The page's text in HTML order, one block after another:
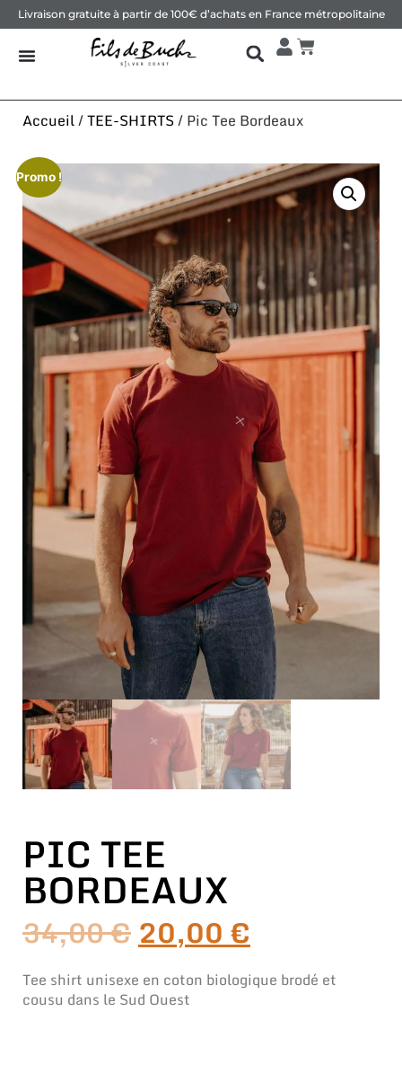
Livraison gratuite à partir de 100€ d’achats en France métropolitaine
Accueil/TEE-SHIRTS/ Pic Tee Bordeaux
Promo !
PIC TEE
BORDEAUX
34,00€ 20,00 €
Tee shirt unisexe en coton biologique brodé et
cousu dans le Sud Ouest